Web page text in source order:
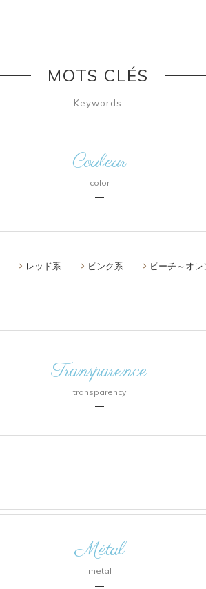
MOTS CLÉS
Keywords
Couleur
color
レッド系 ピンク系 ピーチ～オレ
Transparence
transparency
Métal
metal